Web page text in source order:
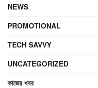
NEWS
PROMOTIONAL
TECH SAVVY
UNCATEGORIZED
কাজের খবর